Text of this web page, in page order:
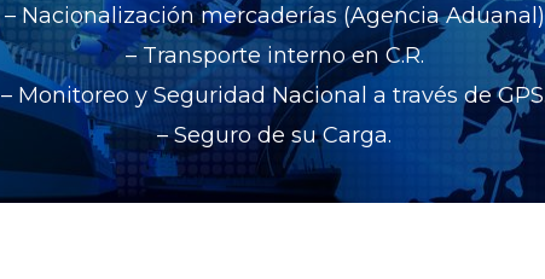
– Nacionalización mercaderías (Agencia Aduanal)
– Transporte interno en C.R.
– Monitoreo y Seguridad Nacional a través de
– Seguro de su Carga.